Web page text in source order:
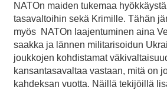
NATOn maiden tukemaa
tasavaltoihin sekä Krimille. Tähän
myös NATOn laajentuminen aina
saakka ja lännen militarisoidun
joukkojen kohdistamat
kansantasavaltaa vastaan, mitä on
kahdeksan vuotta. Näillä tekijöillä